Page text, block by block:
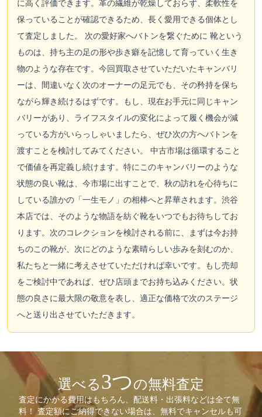
に高く評価できます。革の繊維が乾燥しておらず、柔軟性を
保っていることが確認できるため、長く愛用できる個体とし
て査定しました。 次の愛好家へバトンを繋ぐために 靴という
ものは、持ち主の足の形や歩き癖を記憶して育っていく生き
物のような存在です。今回買取させていただいたキャンバリ
ーは、間違いなく次のオーナーの足元でも、その矜持を保ち
ながら輝き続けるはずです。もし、現在お手元に同じキャン
バリーがあり、ライフスタイルの変化によって履く機会が減
っている方がいらっしゃいましたら、ぜひ次の方へバトンを
渡すことを検討してみてください。 中古市場は循環すること
で価値を再定義し続けます。特にこのキャンバリーのような
状態の良い靴は、今市場に出すことで、秋の訪れを心待ちに
している誰かの「一生モノ」の相棒へと昇華されます。渋谷
本店では、そのような物語を紡ぐ靴をいつでもお待ちしてお
ります。次のコレクションを検討される前に、まずは今お持
ちのこの靴が、次にどのような素晴らしい歩みを刻むのか、
私たちと一緒に考えさせていただければ幸いです。もし売却
をご検討中であれば、ぜひ店頭までお持ち込みください。状
態の良さに最大限の敬意を表し、適正な価格で次のステージ
へと送り出させていただきます。
選べる3つの無料査定
査定にかかる費用はもちろん、配送料・出張料などは全て無
料！ 査定額にご納得できない場合は、無料でキャンセルも可